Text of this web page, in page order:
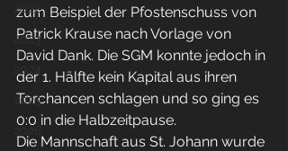
2022
2023
2024
2025
zum Beispiel der Pfostenschuss von
Patrick Krause nach Vorlage von
David Dank. Die SGM konnte jedoch in
der 1. Hälfte kein Kapital aus ihren
Torchancen schlagen und so ging es
0:0 in die Halbzeitpause.
Die Mannschaft aus St. Johann wurde